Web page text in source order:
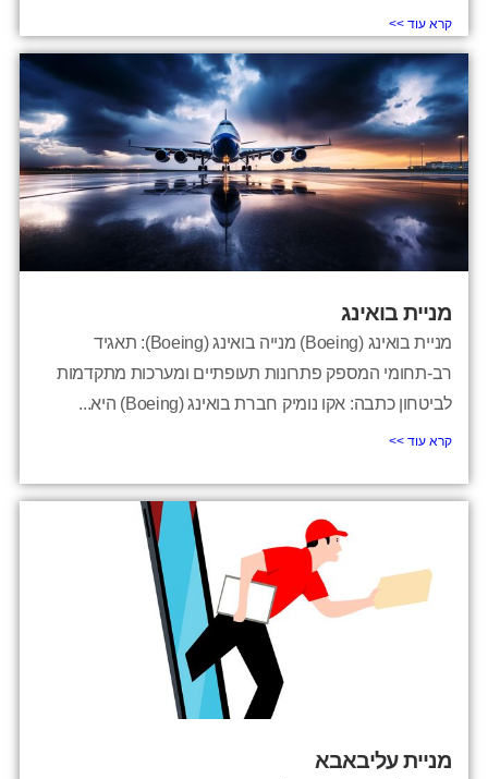
קרא עוד >>
מניית בואינג
מניית בואינג (Boeing) מנייה בואינג (Boeing): תאגיד
רב-תחומי המספק פתרונות תעופתיים ומערכות מתקדמות
לביטחון כתבה: אקו נומיק חברת בואינג (Boeing) היא...
קרא עוד >>
מניית עליבאבא